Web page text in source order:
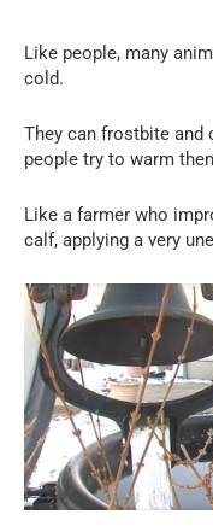
Like people, many
cold.
They can frostbite and
people try to warm
Like a farmer who
calf, applying a very